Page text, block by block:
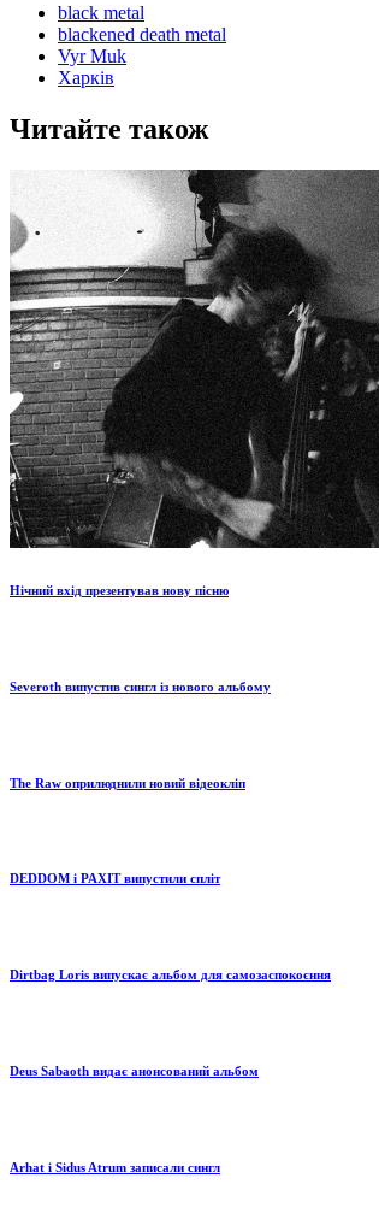
black metal
blackened death metal
Vyr Muk
Харків
Читайте також
Нічний вхід презентував нову пісню
Severoth випустив сингл із нового альбому
The Raw оприлюднили новий відеокліп
DEDDOM і PAXIT випустили спліт
Dirtbag Loris випускає альбом для самозаспокоєння
Deus Sabaoth видає анонсований альбом
Arhat і Sidus Atrum записали сингл